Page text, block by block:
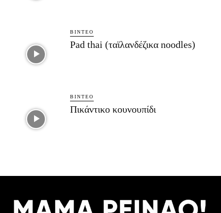
ΒΊΝΤΕΟ
Pad thai (ταϊλανδέζικα noodles)
ΒΊΝΤΕΟ
Πικάντικο κουνουπίδι